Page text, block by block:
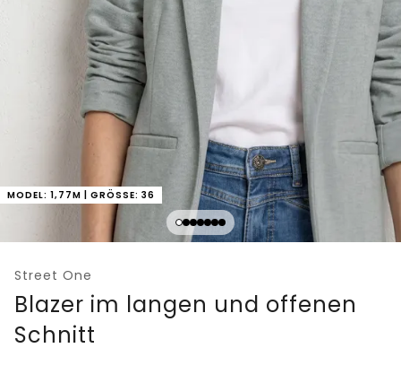
MODEL: 1,77M | GRÖSSE: 36
Street One
Blazer im langen und offenen
Schnitt